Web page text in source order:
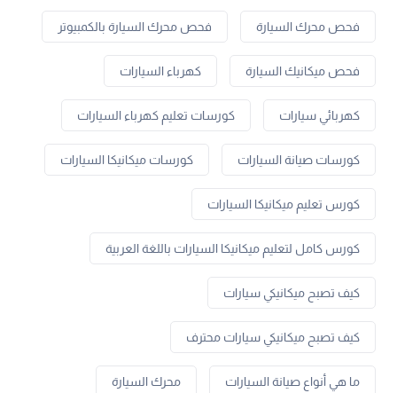
فحص محرك السيارة فحص محرك السيارة بالكمبيوتر
فحص ميكانيك السيارة كهرباء السيارات
كهربائي سيارات كورسات تعليم كهرباء السيارات
كورسات صيانة السيارات كورسات ميكانيكا السيارات
كورس تعليم ميكانيكا السيارات
كورس كامل لتعليم ميكانيكا السيارات باللغة العربية
كيف تصبح ميكانيكي سيارات
كيف تصبح ميكانيكي سيارات محترف
ما هي أنواع صيانة السيارات محرك السيارة